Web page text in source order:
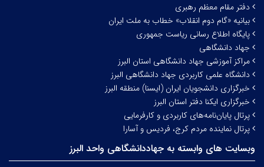
دفتر مقام معظم رهبری
بیانیه «گام دوم انقلاب» خطاب به ملت ایران
پایگاه اطلاع رسانی ریاست جمهوری
جهاد دانشگاهی
مراکز آموزشی جهاد دانشگاهی استان البرز
دانشگاه علمی کاربردی جهاد دانشگاهی البرز
خبرگزاری دانشجویان ایران (ایسنا) منطقه البرز
خبرگزاری ایکنا دفتر استان البرز
پرتال پایان‌نامه‌های کاربردی و کارفرمایی
پرتال نماینده مردم کرج، فردیس و آسارا
وبسایت های وابسته به جهاددانشگاهی واحد البرز